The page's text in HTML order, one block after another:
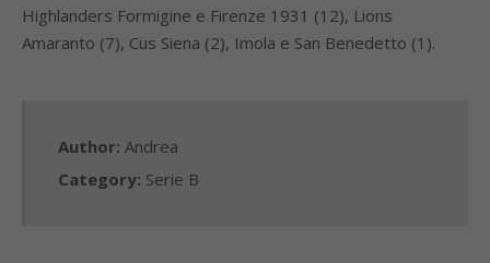
Highlanders Formigine e Firenze 1931 (12), Lions
Amaranto (7), Cus Siena (2), Imola e San Benedetto (1).
Author: Andrea
Category: Serie B